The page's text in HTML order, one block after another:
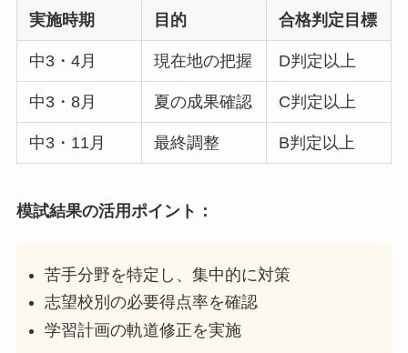
実施時期 目的 合格判定目標
中3・4月 現在地の把握 D判定以上
中3・8月 夏の成果確認 C判定以上
中3・11月 最終調整 B判定以上
模試結果の活用ポイント：
苦手分野を特定し、集中的に対策
志望校別の必要得点率を確認
学習計画の軌道修正を実施